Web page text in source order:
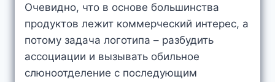
Очевидно, что в основе большинства
продуктов лежит коммерческий интерес, а
потому задача логотипа – разбудить
ассоциации и вызывать обильное
слюноотделение с последующим